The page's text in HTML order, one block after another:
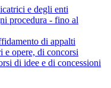
e degli enti
procedura - fino al
di appalti
opere, di concorsi
di idee e di concessioni